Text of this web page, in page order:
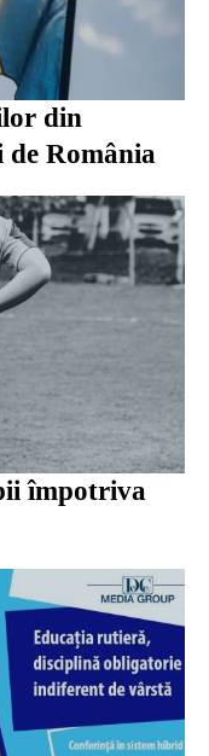
din
de România
împotriva